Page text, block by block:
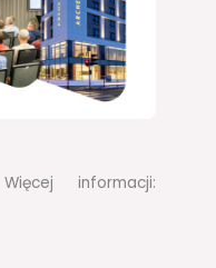
informacji: